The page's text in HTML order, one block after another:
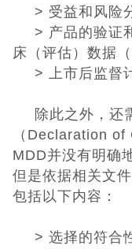
> 受益和风险
> 产品的验证
床（评估）数据
> 上市后监督
除此之外，还
（ Declaration of
MDD并没有明确
但是依据相关文
包括以下内容：
> 选择的符合